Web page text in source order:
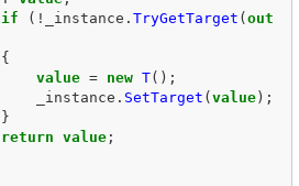
if
(! _instance . TryGetTarget (out
{
value = new T();
_instance . SetTarget (value);
}
return value;